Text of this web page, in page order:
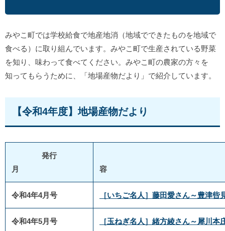
みやこ町では学校給食で地産地消（地域でできたものを地域で
食べる）に取り組んでいます。みやこ町で生産されている野菜
を知り、味わって食べてください。みやこ町の農家の方々を
知ってもらうために、「地場産物だより」で紹介しています。
【令和4年度】地場産物だより
発行
月
令和4年4月号 ［いちご名人］藤田愛さん～豊津呰
令和4年5月号 ［玉ねぎ名人］緒方綾さん～犀川本